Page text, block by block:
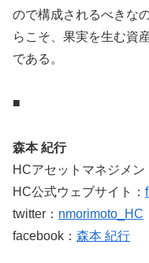
ので構成されるべきな
らこそ、果実を生む資
である。
■
森本 紀行
HCアセットマネジメ
HC公式ウェブサイト：
twitter： nmorimoto_HC
facebook： 森本 紀行